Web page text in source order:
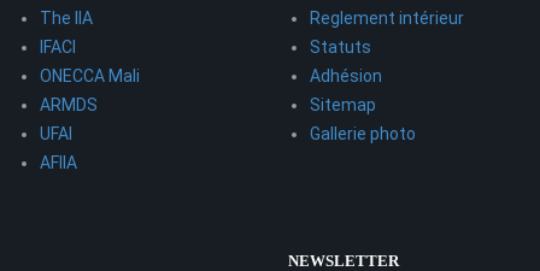
The IIA
IFACI
ONECCA Mali
ARMDS
UFAI
AFIIA
Reglement intérieur
Statuts
Adhésion
Sitemap
Gallerie photo
NEWSLETTER